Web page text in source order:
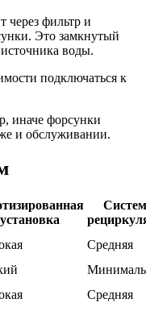
через фильтр и
Это замкнутый
воды.
подключаться к
иначе форсунки
и обслуживании.
установка
Средняя
Средняя